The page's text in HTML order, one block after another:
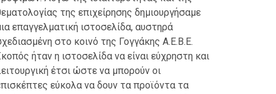
της επιχείρησης δημιουργήσαμε
επαγγελματική ιστοσελίδα, αυστηρά
στο κοινό της Γογγάκης Α.Ε.Β.Ε.
ήταν η ιστοσελίδα να είναι εύχρηστη και
έτσι ώστε να μπορούν οι
εύκολα να δουν τα προϊόντα τα